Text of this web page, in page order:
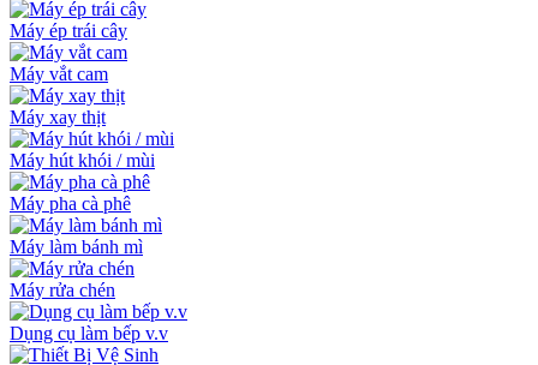
Máy ép trái cây
Máy vắt cam
Máy xay thịt
Máy hút khói / mùi
Máy pha cà phê
Máy làm bánh mì
Máy rửa chén
Dụng cụ làm bếp v.v